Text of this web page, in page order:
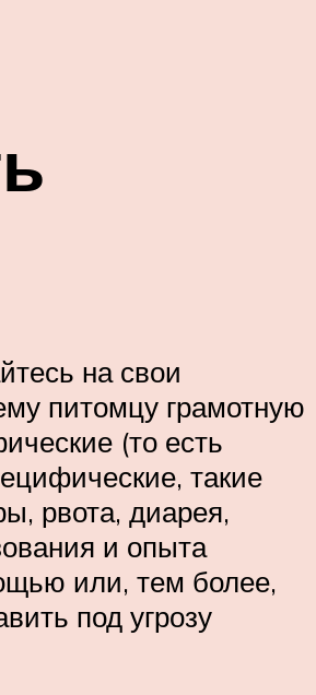
на свои
питомцу грамотную
(то есть
такие
рвота, диарея,
и опыта
или, тем более,
под угрозу